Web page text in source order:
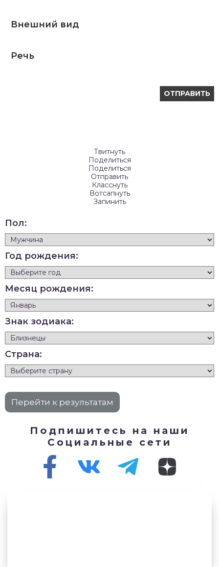
Внешний вид
Речь
Твитнуть
Поделиться
Поделиться
Отправить
Класснуть
Вотсапнуть
Запинить
Пол:
Год рождения:
Месяц рождения:
Знак зодиака:
Страна:
Подпишитесь на наши
Социальные сети